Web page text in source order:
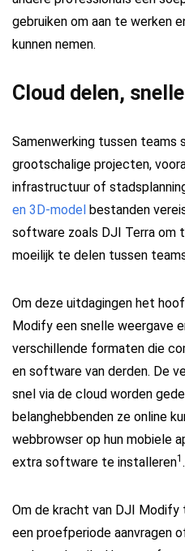
gebruiken om aan te werken
kunnen nemen.
Cloud delen,
Samenwerking tussen teams
grootschalige projecten,
infrastructuur of
en 3D-model bestanden
software zoals DJI Terra om
moeilijk te delen tussen
Om deze uitdagingen het
Modify een snelle weergave
verschillende formaten die
en software van derden. De
snel via de cloud worden
belanghebbenden ze online
webbrowser op hun mobiele
extra software te installeren1 .
Om de kracht van DJI Modify
een proefperiode aanvragen